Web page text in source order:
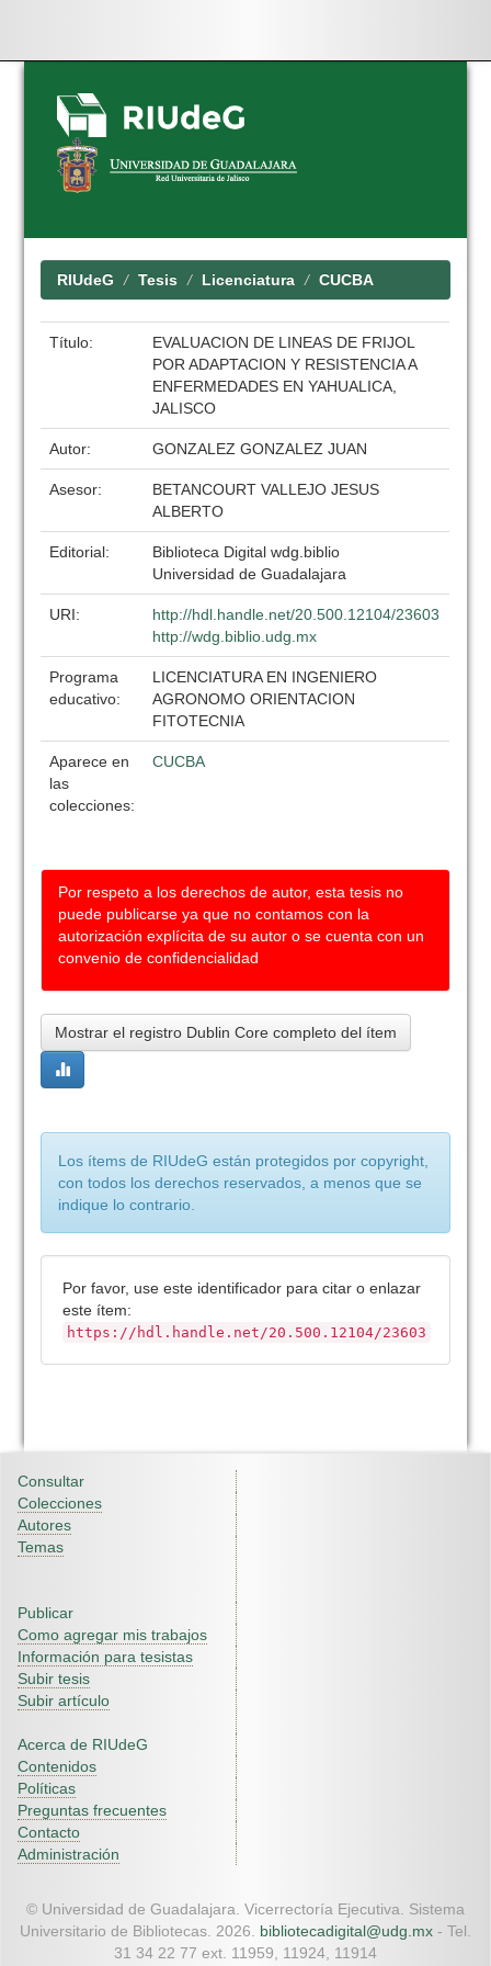
Skip
navigation
RIUdeG Tesis Licenciatura CUCBA
Título:
EVALUACION DE LINEAS DE FRIJOL
POR ADAPTACION Y RESISTENCIA A
ENFERMEDADES EN YAHUALICA,
JALISCO
Autor: GONZALEZ GONZALEZ JUAN
Asesor:
BETANCOURT VALLEJO JESUS
ALBERTO
Editorial:
Biblioteca Digital wdg.biblio
Universidad de Guadalajara
URI:
http://hdl.handle.net/20.500.12104/23603
http://wdg.biblio.udg.mx
Programa
educativo:
LICENCIATURA EN INGENIERO
AGRONOMO ORIENTACION
FITOTECNIA
Aparece en
las
colecciones:
CUCBA
Por respeto a los derechos de autor, esta tesis no
puede publicarse ya que no contamos con la
autorización explícita de su autor o se cuenta con un
convenio de confidencialidad
Mostrar el registro Dublin Core completo del ítem
Los ítems de RIUdeG están protegidos por copyright,
con todos los derechos reservados, a menos que se
indique lo contrario.
Por favor, use este identificador para citar o enlazar
este ítem:
https://hdl.handle.net/20.500.12104/23603
Consultar
Colecciones
Autores
Temas
Publicar
Como agregar mis trabajos
Información para tesistas
Subir tesis
Subir artículo
Acerca de RIUdeG
Contenidos
Políticas
Preguntas frecuentes
Contacto
Administración
© Universidad de Guadalajara. Vicerrectoría Ejecutiva. Sistema
Universitario de Bibliotecas. 2026. bibliotecadigital@udg.mx - Tel.
31 34 22 77 ext. 11959, 11924, 11914